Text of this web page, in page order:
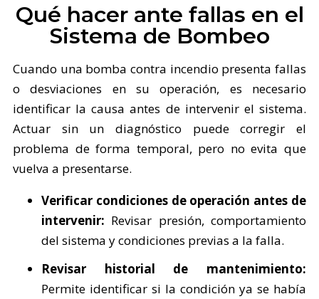
Qué hacer ante fallas en el
Sistema de Bombeo
Cuando una bomba contra incendio presenta fallas
o desviaciones en su operación, es necesario
identificar la causa antes de intervenir el sistema.
Actuar sin un diagnóstico puede corregir el
problema de forma temporal, pero no evita que
vuelva a presentarse.
Verificar condiciones de operación antes de
intervenir: Revisar presión, comportamiento
del sistema y condiciones previas a la falla.
Revisar historial de mantenimiento:
Permite identificar si la condición ya se había